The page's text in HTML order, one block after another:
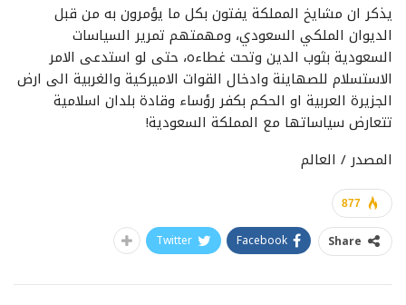
يذكر ان مشايخ المملكة يفتون بكل ما يؤمرون به من قبل
الديوان الملكي السعودي، ومهمتهم تمرير السياسات
السعودية بثوب الدين وتحت غطاءه، حتى لو استدعى الامر
الاستسلام للصهاينة وادخال القوات الاميركية والغربية الى ارض
الجزيرة العربية او الحكم بكفر رؤساء وقادة بلدان اسلامية
تتعارض سياساتها مع المملكة السعودية!
المصدر / العالم
877
Share
Facebook
Twitter